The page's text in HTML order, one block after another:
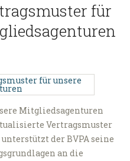
für
Mitgliedsagenturen
Vertragsmuster
der BVPA seine
an die